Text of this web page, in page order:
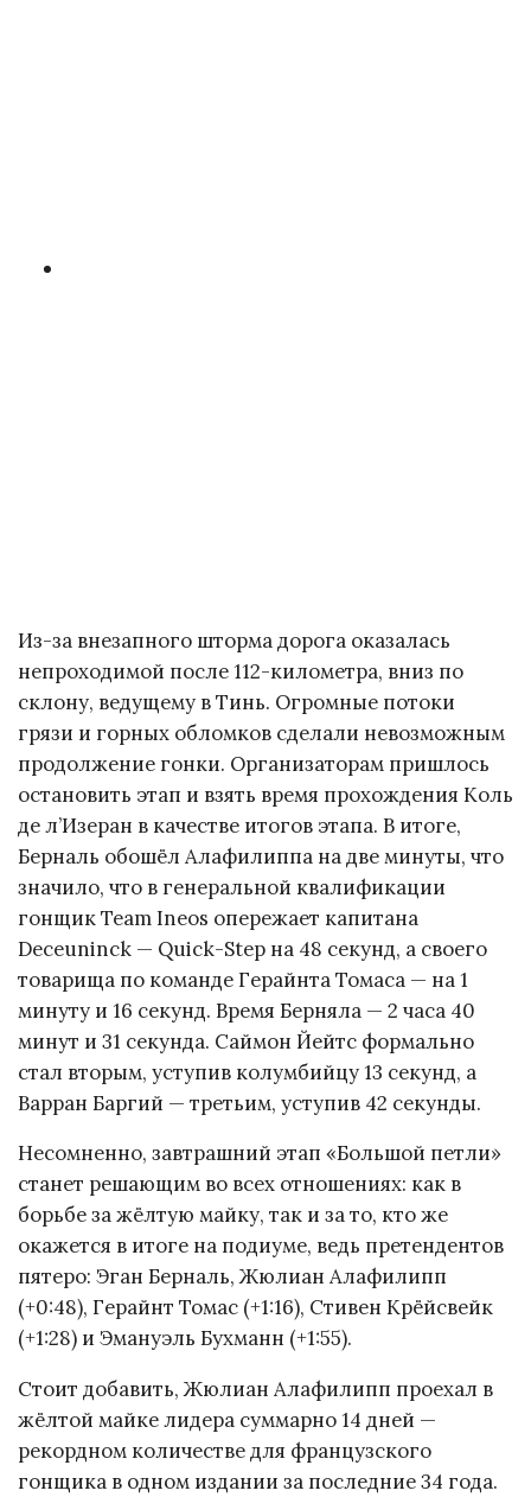
Из-за внезапного шторма дорога оказалась
непроходимой после 112-километра, вниз по
склону, ведущему в Тинь. Огромные потоки
грязи и горных обломков сделали невозможным
продолжение гонки. Организаторам пришлось
остановить этап и взять время прохождения Коль
де л’Изеран в качестве итогов этапа. В итоге,
Берналь обошёл Алафилиппа на две минуты, что
значило, что в генеральной квалификации
гонщик Team Ineos опережает капитана
Deceuninck — Quick-Step на 48 секунд, а своего
товарища по команде Герайнта Томаса — на 1
минуту и 16 секунд. Время Берняла — 2 часа 40
минут и 31 секунда. Саймон Йейтс формально
стал вторым, уступив колумбийцу 13 секунд, а
Варран Баргий — третьим, уступив 42 секунды.
Несомненно, завтрашний этап «Большой петли»
станет решающим во всех отношениях: как в
борьбе за жёлтую майку, так и за то, кто же
окажется в итоге на подиуме, ведь претендентов
пятеро: Эган Берналь, Жюлиан Алафилипп
(+0:48), Герайнт Томас (+1:16), Стивен Крёйсвейк
(+1:28) и Эмануэль Бухманн (+1:55).
Стоит добавить, Жюлиан Алафилипп проехал в
жёлтой майке лидера суммарно 14 дней —
рекордном количестве для французского
гонщика в одном издании за последние 34 года.